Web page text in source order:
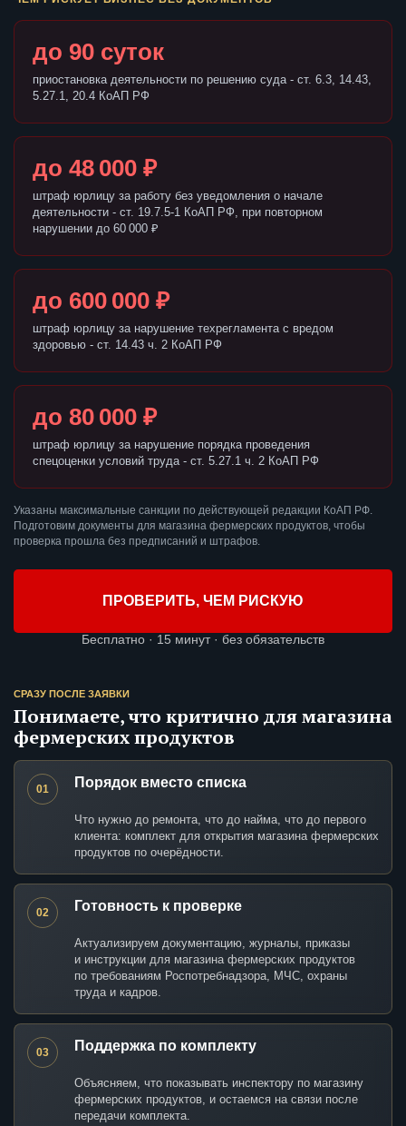
до 90 суток
приостановка деятельности по решению суда - ст. 6.3, 14.43,
5.27.1, 20.4 КоАП РФ
до 48 000 ₽
штраф юрлицу за работу без уведомления о начале
деятельности - ст. 19.7.5-1 КоАП РФ, при повторном
нарушении до 60 000 ₽
до 600 000 ₽
штраф юрлицу за нарушение техрегламента с вредом
здоровью - ст. 14.43 ч. 2 КоАП РФ
до 80 000 ₽
штраф юрлицу за нарушение порядка проведения
спецоценки условий труда - ст. 5.27.1 ч. 2 КоАП РФ
Указаны максимальные санкции по действующей редакции КоАП РФ.
Подготовим документы для магазина фермерских продуктов, чтобы
проверка прошла без предписаний и штрафов.
ПРОВЕРИТЬ, ЧЕМ РИСКУЮ
Бесплатно · 15 минут · без обязательств
СРАЗУ ПОСЛЕ ЗАЯВКИ
Понимаете, что критично для магазина
фермерских продуктов
01 Порядок вместо списка
Что нужно до ремонта, что до найма, что до первого
клиента: комплект для открытия магазина фермерских
продуктов по очерёдности.
02 Готовность к проверке
Актуализируем документацию, журналы, приказы
и инструкции для магазина фермерских продуктов
по требованиям Роспотребнадзора, МЧС, охраны
труда и кадров.
03 Поддержка по комплекту
Объясняем, что показывать инспектору по магазину
фермерских продуктов, и остаемся на связи после
передачи комплекта.